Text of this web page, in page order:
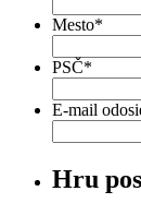
Mesto*
PSČ*
E-mail
Hru